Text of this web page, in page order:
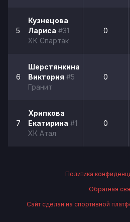
5
Кузнецова
Лариса #31
ХК Спартак
0
6
Шерстянкина
Виктория #5
Гранит
0
7
Хрипкова
Екатирина #1
ХК Атал
0
Политика
Обратная
Сайт сделан на спортивной